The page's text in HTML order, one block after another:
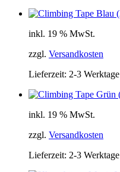
inkl. 19 % MwSt.
zzgl. Versandkosten
Lieferzeit: 2-3 Werktage
inkl. 19 % MwSt.
zzgl. Versandkosten
Lieferzeit: 2-3 Werktage